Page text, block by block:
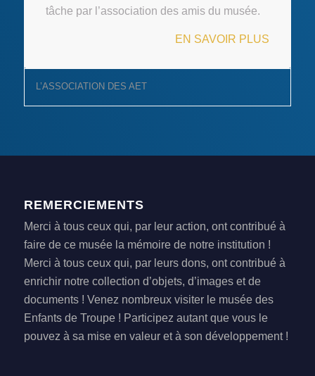
tâche par l’association des amis du musée.
EN SAVOIR PLUS
L’ASSOCIATION DES AET
REMERCIEMENTS
Merci à tous ceux qui, par leur action, ont contribué à
faire de ce musée la mémoire de notre institution !
Merci à tous ceux qui, par leurs dons, ont contribué à
enrichir notre collection d’objets, d’images et de
documents ! Venez nombreux visiter le musée des
Enfants de Troupe ! Participez autant que vous le
pouvez à sa mise en valeur et à son développement !